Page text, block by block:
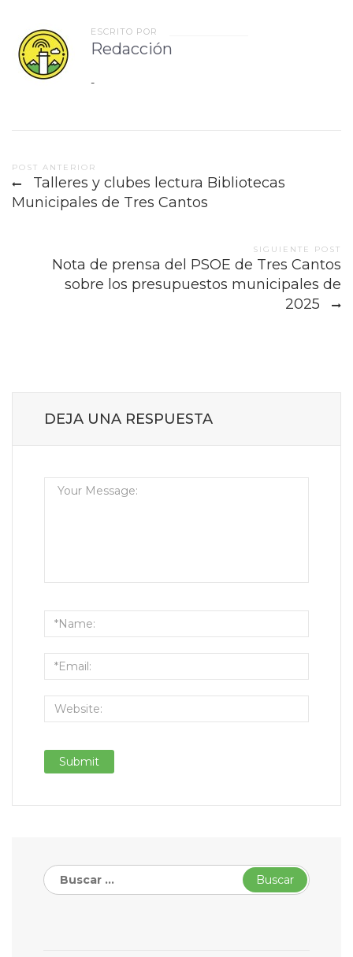
ESCRITO POR
Redacción
-
Post
navigation
POST ANTERIOR
Talleres y clubes lectura Bibliotecas
Municipales de Tres Cantos
SIGUIENTE POST
Nota de prensa del PSOE de Tres Cantos
sobre los presupuestos municipales de
2025
DEJA UNA RESPUESTA
Buscar: